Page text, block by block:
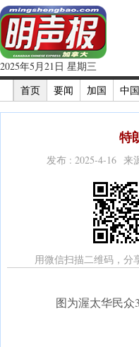
2025年5月21日 星期三
首页
要闻 加国 中国
特
发布 : 2025-4-16 来
用微信扫描二维码，分
图为渥太华民众